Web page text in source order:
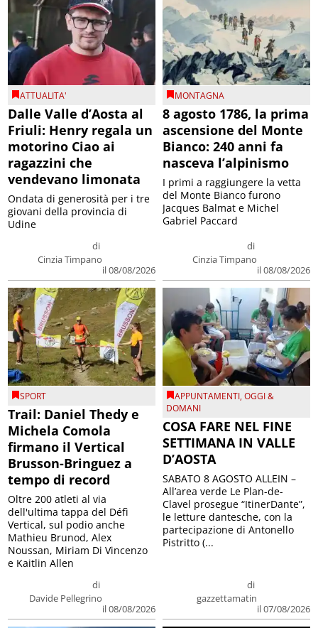
ATTUALITA'
Dalle Valle d’Aosta al
Friuli: Henry regala un
motorino Ciao ai
ragazzini che
vendevano limonata
di
Cinzia Timpano
il 08/08/2026
Ondata di generosità per i tre
giovani della provincia di
Udine
MONTAGNA
8 agosto 1786, la prima
ascensione del Monte
Bianco: 240 anni fa
nasceva l’alpinismo
di
Cinzia Timpano
il 08/08/2026
I primi a raggiungere la vetta
del Monte Bianco furono
Jacques Balmat e Michel
Gabriel Paccard
SPORT
Trail: Daniel Thedy e
Michela Comola
firmano il Vertical
Brusson-Bringuez a
tempo di record
di
Davide Pellegrino
il 08/08/2026
Oltre 200 atleti al via
dell'ultima tappa del Défì
Vertical, sul podio anche
Mathieu Brunod, Alex
Noussan, Miriam Di Vincenzo
e Kaitlin Allen
APPUNTAMENTI,OGGI &
DOMANI
COSA FARE NEL FINE
SETTIMANA IN VALLE
D’AOSTA
di
gazzettamatin
il 07/08/2026
SABATO 8 AGOSTO ALLEIN –
All’area verde Le Plan-de-
Clavel prosegue “ItinerDante”,
le letture dantesche, con la
partecipazione di Antonello
Pistritto (...